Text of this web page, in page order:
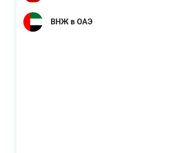
ВНЖ в ОАЭ